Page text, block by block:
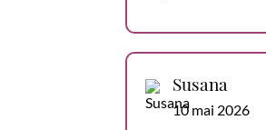
Susana
10 mai 2026